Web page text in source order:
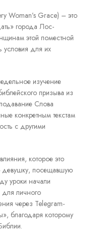
Woman’s Grace) – это
города Лос-
этой поместной
условия для их
изучение
призыва из
Слова
конкретным текстам
с други­ми
ко­торое это
девушку, посещавшую
уроки начали
для личного
через Telegram-
благодаря которому